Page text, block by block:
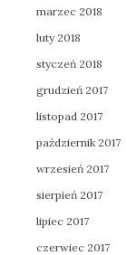
marzec 2018
luty 2018
styczeń 2018
grudzień 2017
listopad 2017
październik 2017
wrzesień 2017
sierpień 2017
lipiec 2017
czerwiec 2017